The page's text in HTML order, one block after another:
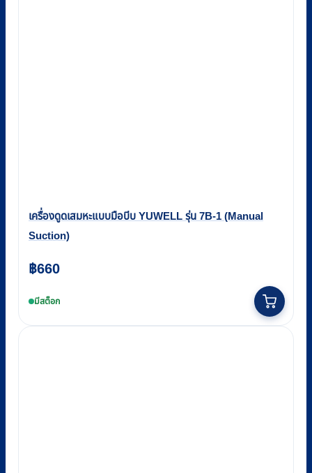
เครื่องดูดเสมหะแบบมือบีบ YUWELL รุ่น 7B-1 (Manual
Suction)
฿660
มีสต็อก